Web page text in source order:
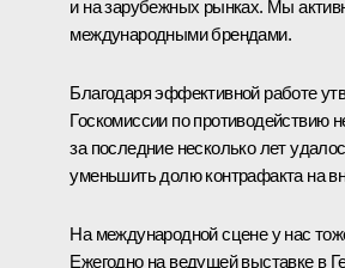
и на зарубежных рынках. Мы
международными брендами.
Благодаря эффективной работе
Госкомиссии по противодействию
за последние несколько лет
уменьшить долю контрафакта на
На международной сцене у нас
Ежегодно на ведущей выставке в